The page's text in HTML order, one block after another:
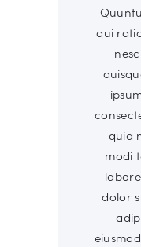
qui
quia
modi
dolor